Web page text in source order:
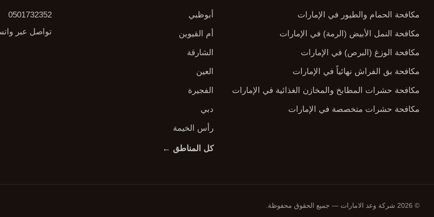
مكافحة الحمام والطيور في الإمارات
مكافحة النمل الأبيض (الرمة) في الإمارات
مكافحة الوزغ (البرص) في الإمارات
مكافحة بق الفراش نهائياً في الإمارات
مكافحة حشرات المطابخ والمخازن الغذائية في الإمارات
مكافحة حشرات متخصصة في الإمارات
أبوظبي
أم القيوين
الشارقة
العين
الفجيرة
دبي
رأس الخيمة
كل المناطق ←
0501732352
تواصل عبر
© 2026 شركة وعد الامارات — جميع الحقوق محفوظة.